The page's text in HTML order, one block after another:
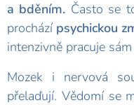
a bděním. Často se
prochází psychickou
intenzivně pracuje
Mozek i nervová
přelaďují. Vědomí se